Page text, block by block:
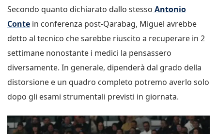
Secondo quanto dichiarato dallo stesso Antonio
Conte in conferenza post-Qarabag, Miguel avrebbe
detto al tecnico che sarebbe riuscito a recuperare in 2
settimane nonostante i medici la pensassero
diversamente. In generale, dipenderà dal grado della
distorsione e un quadro completo potremo averlo solo
dopo gli esami strumentali previsti in giornata.